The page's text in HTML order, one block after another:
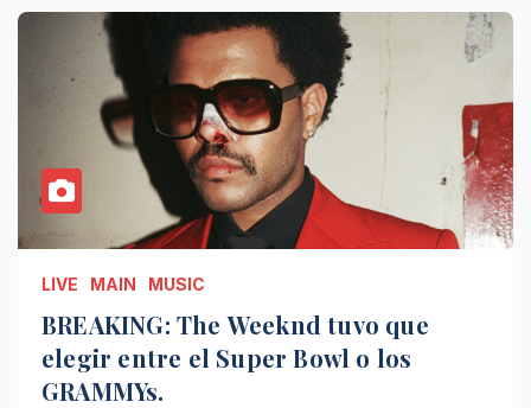
LIVE MAIN MUSIC
BREAKING: The Weeknd tuvo que
elegir entre el Super Bowl o los
GRAMMYs.